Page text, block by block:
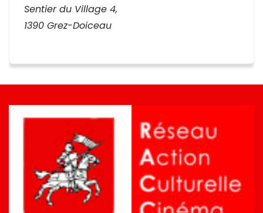
Sentier du Village 4,
1390 Grez-Doiceau